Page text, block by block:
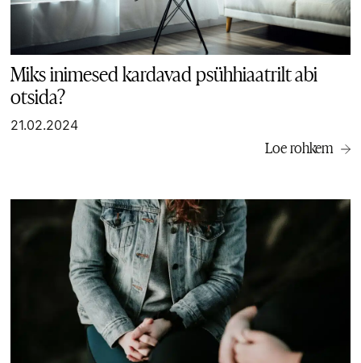
Miks inimesed kardavad psühhiaatrilt abi
otsida?
21.02.2024
Loe rohkem